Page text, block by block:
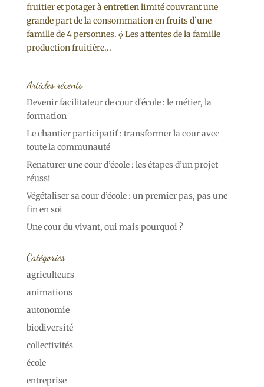
fruitier et potager à entretien limité couvrant une
grande part de la consommation en fruits d’une
famille de 4 personnes.  Les attentes de la famille
production fruitière...
Articles récents
Devenir facilitateur de cour d’école : le métier, la
formation
Le chantier participatif : transformer la cour avec
toute la communauté
Renaturer une cour d’école : les étapes d’un projet
réussi
Végétaliser sa cour d’école : un premier pas, pas une
fin en soi
Une cour du vivant, oui mais pourquoi ?
Catégories
agriculteurs
animations
autonomie
biodiversité
collectivités
école
entreprise